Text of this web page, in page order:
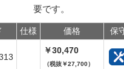
要です。
仕様 価格 保
￥30,470
（税抜￥27,700）